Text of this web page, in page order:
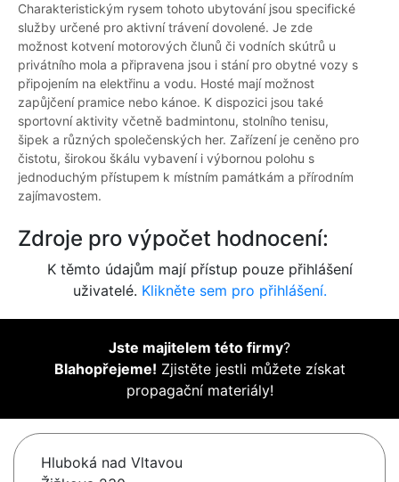
Charakteristickým rysem tohoto ubytování jsou specifické
služby určené pro aktivní trávení dovolené. Je zde
možnost kotvení motorových člunů či vodních skútrů u
privátního mola a připravena jsou i stání pro obytné vozy s
připojením na elektřinu a vodu. Hosté mají možnost
zapůjčení pramice nebo kánoe. K dispozici jsou také
sportovní aktivity včetně badmintonu, stolního tenisu,
šipek a různých společenských her. Zařízení je ceněno pro
čistotu, širokou škálu vybavení i výbornou polohu s
jednoduchým přístupem k místním památkám a přírodním
zajímavostem.
Zdroje pro výpočet hodnocení:
K těmto údajům mají přístup pouze přihlášení
uživatelé. Klikněte sem pro přihlášení.
Jste majitelem této firmy?
Blahopřejeme! Zjistěte jestli můžete získat
propagační materiály!
Hluboká nad Vltavou